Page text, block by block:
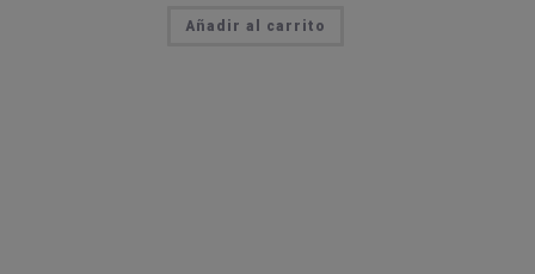
Añadir al carrito